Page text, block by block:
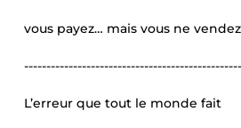
vous payez… mais vous ne
L’erreur que tout le monde fait